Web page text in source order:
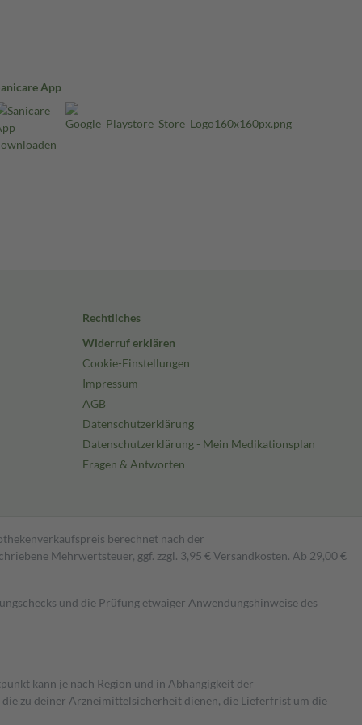
App
Rechtliches
Widerruf erklären
Cookie-Einstellungen
Impressum
AGB
Datenschutzerklärung
Datenschutzerklärung - Mein Medikationsplan
Fragen & Antworten
berechnet nach der
Mehrwertsteuer, ggf. zzgl. 3,95 € Versandkosten. Ab 29,00 €
und die Prüfung etwaiger Anwendungshinweise des
kann je nach Region und in Abhängigkeit der
zu deiner Arzneimittelsicherheit dienen, die Lieferfrist um die